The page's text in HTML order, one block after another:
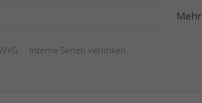
Mehr
Interne Seiten verlinken